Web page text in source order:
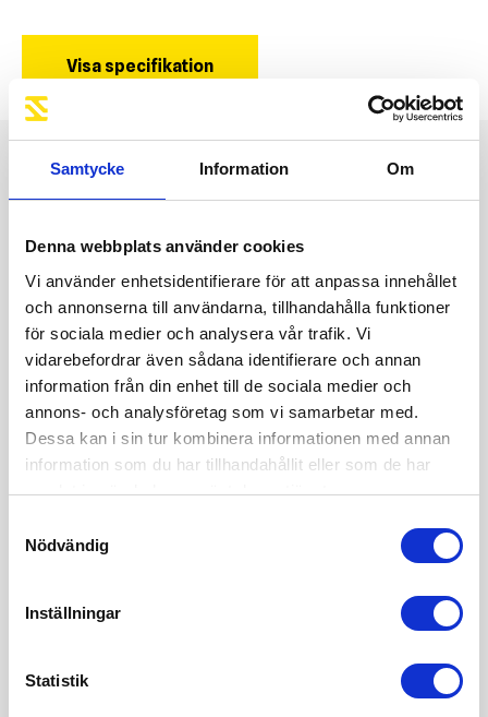
Samtycke Information Om
Denna webbplats använder cookies
Vi använder enhetsidentifierare för att anpassa innehållet
och annonserna till användarna, tillhandahålla funktioner
för sociala medier och analysera vår trafik. Vi
vidarebefordrar även sådana identifierare och annan
information från din enhet till de sociala medier och
annons- och analysföretag som vi samarbetar med.
Dessa kan i sin tur kombinera informationen med annan
information som du har tillhandahållit eller som de har
samlat in när du har använt deras tjänster.
Nödvändig
Inställningar
Statistik
Visa specifikation
Är du intresserad av
maskinen?
Kontakta oss då via formuläret nedan.